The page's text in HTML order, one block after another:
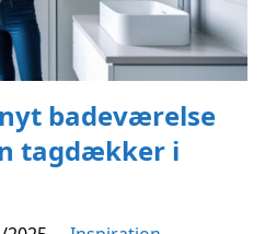
badeværelse
tagdækker i